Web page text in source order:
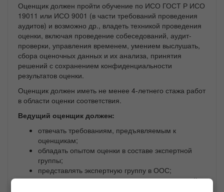
Оценщик должен пройти обучение по ИСО ГОСТ Р ИСО
19011 или ИСО 9001 (в части требований проведения
аудитов) и возможно др., владеть техникой проведения
оценки, включая проведение собеседований, аудит-
проверки, управления временем, умением выслушать,
сбора оценочных данных и их анализа, принятия
решений с сохранением конфиденциальности
результатов оценки.
Оценщик должен иметь не менее 4-летнего стажа работ
в области оценки соответствия.
Ведущий оценщик должен:
отвечать требованиям, предъявляемым к
оценщикам;
обладать опытом оценки в составе экспертной
группы;
представлять экспертную группу в ООС;
уметь руководить процессом оценки экспертной